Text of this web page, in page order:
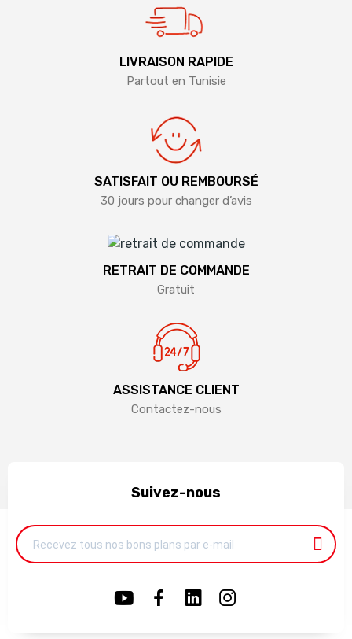
LIVRAISON RAPIDE
Partout en Tunisie
SATISFAIT OU REMBOURSÉ
30 jours pour changer d’avis
RETRAIT DE COMMANDE
Gratuit
ASSISTANCE CLIENT
Contactez-nous
Suivez-nous